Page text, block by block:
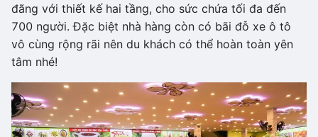
đãng với thiết kế hai tầng, cho sức chứa tối đa đến
700 người. Đặc biệt nhà hàng còn có bãi đỗ xe ô tô
vô cùng rộng rãi nên du khách có thể hoàn toàn yên
tâm nhé!